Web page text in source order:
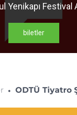
Yenikapı Festival
biletler
ODTÜ Tiyatro